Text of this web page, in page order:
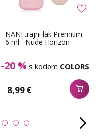
NANI trajni lak Premium
6 ml - Nude Horizon
-20 % s kodom COLORS
8,99 €